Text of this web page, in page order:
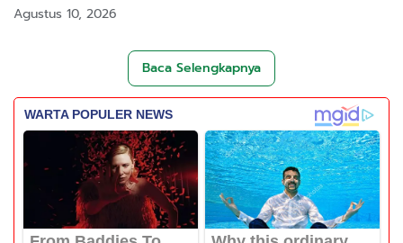
Agustus 10, 2026
Baca Selengkapnya